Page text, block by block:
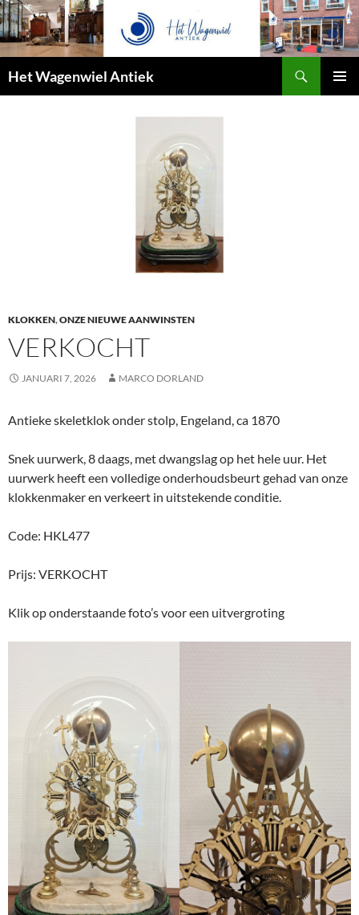
Het Wagenwiel Antiek
KLOKKEN,ONZE NIEUWE AANWINSTEN
VERKOCHT
JANUARI 7, 2026 MARCO DORLAND
Antieke skeletklok onder stolp, Engeland, ca 1870
Snek uurwerk, 8 daags, met dwangslag op het hele uur. Het
uurwerk heeft een volledige onderhoudsbeurt gehad van onze
klokkenmaker en verkeert in uitstekende conditie.
Code: HKL477
Prijs: VERKOCHT
Klik op onderstaande foto’s voor een uitvergroting